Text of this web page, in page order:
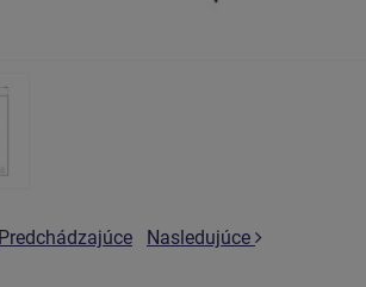
Predchádzajúce Nasledujúce